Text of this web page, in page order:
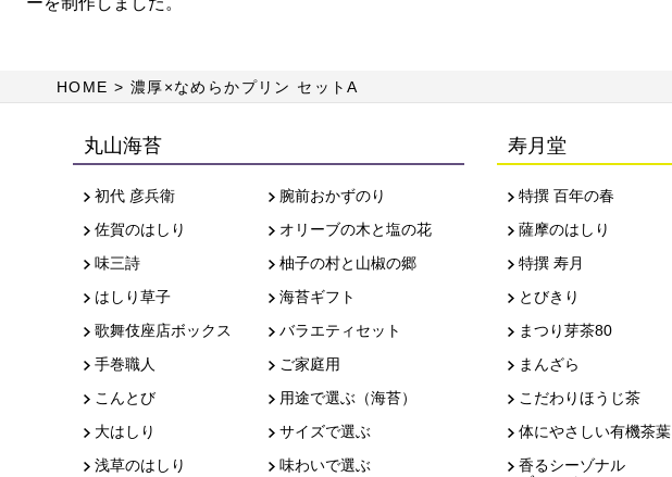
HOME 濃厚×なめらかプリン セットA
丸山海苔
初代 彦兵衛
佐賀のはしり
味三詩
はしり草子
歌舞伎座店ボックス
手巻職人
こんとび
大はしり
浅草のはしり
腕前おかずのり
オリーブの木と塩の花
柚子の村と山椒の郷
海苔ギフト
バラエティセット
ご家庭用
用途で選ぶ（海苔）
サイズで選ぶ
味わいで選ぶ
寿月堂
特撰 百年の春
薩摩のはしり
特撰 寿月
とびきり
まつり芽茶80
まんざら
こだわりほうじ茶
体にやさしい有機茶葉
香るシーゾナル